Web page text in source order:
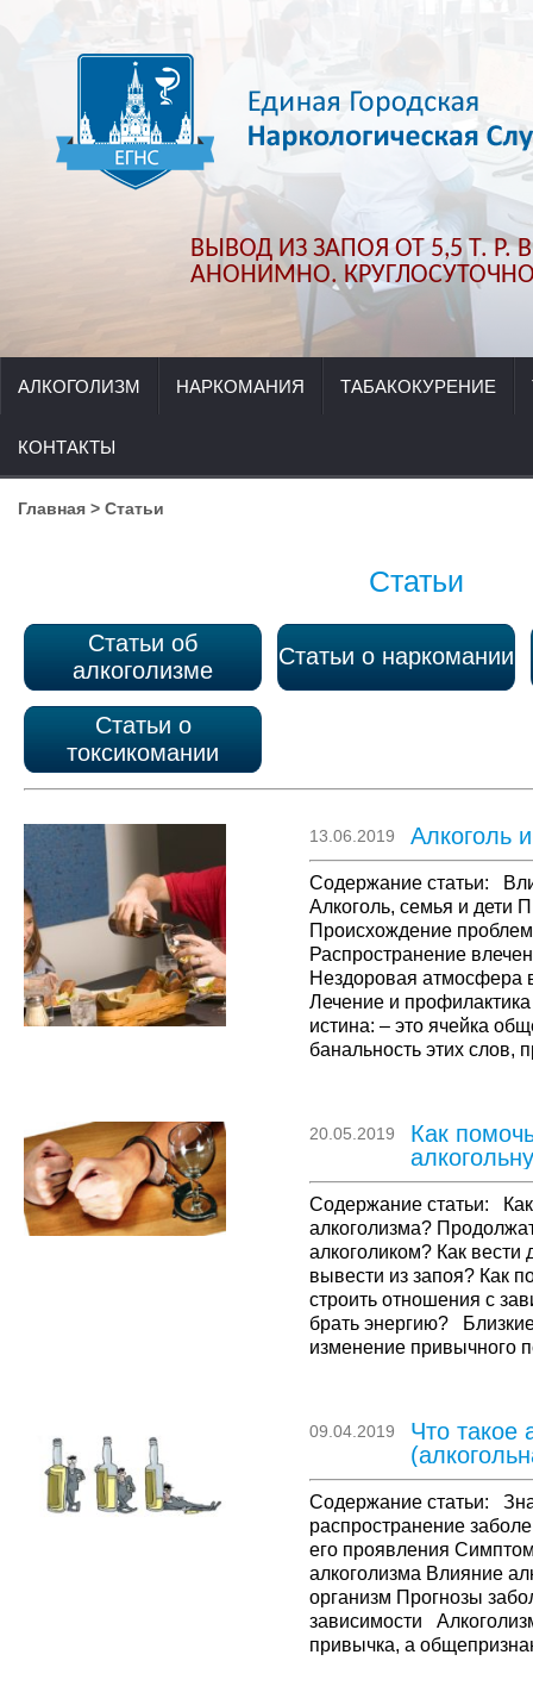
ВЫВОД ИЗ ЗАПОЯ ОТ 5,5 Т.
АНОНИМНО.
АЛКОГОЛИЗМ НАРКОМАНИЯ ТАБАКОКУРЕНИЕ
КОНТАКТЫ
Главная > Статьи
Статьи
Статьи об
алкоголизме
Статьи о наркомании
Статьи о
токсикомании
13.06.2019 Алкоголь
Содержание статьи:
Алкоголь, семья и дети
Происхождение
Распространение
Нездоровая атмосфера
Лечение и
истина: – это ячейка
банальность этих слов,
20.05.2019
Как
Содержание статьи: Как
алкоголизма?
алкоголиком? Как вести
вывести из запоя? Как
строить отношения с
брать энергию?
изменение привычного
09.04.2019
Что такое
Содержание статьи:
распространение
его проявления
алкоголизма Влияние
организм Прогнозы
зависимости
привычка, а